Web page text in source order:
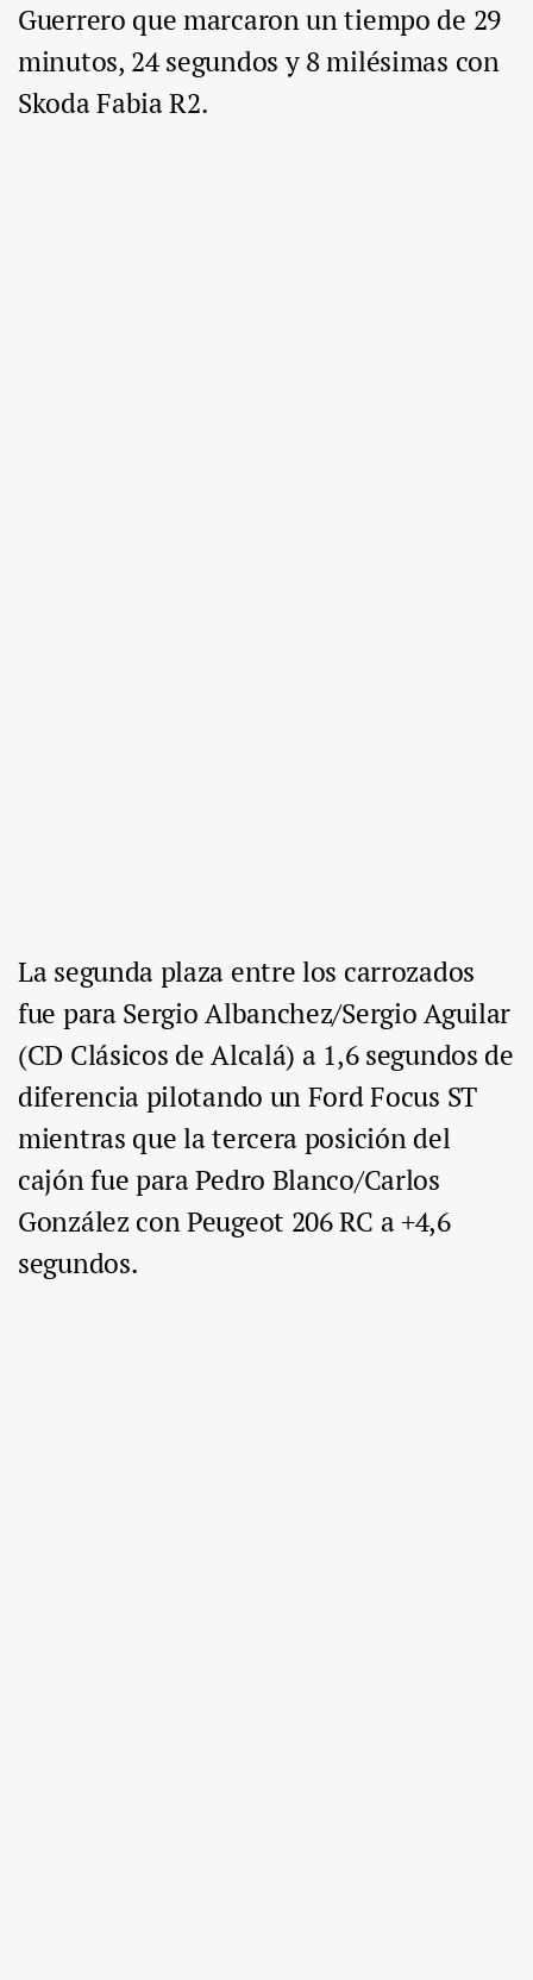
Guerrero que marcaron un tiempo de 29
minutos, 24 segundos y 8 milésimas con
Skoda Fabia R2.
La segunda plaza entre los carrozados
fue para Sergio Albanchez/Sergio Aguilar
(CD Clásicos de Alcalá) a 1,6 segundos de
diferencia pilotando un Ford Focus ST
mientras que la tercera posición del
cajón fue para Pedro Blanco/Carlos
González con Peugeot 206 RC a +4,6
segundos.